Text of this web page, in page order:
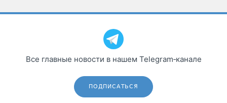
Все главные новости в нашем Telegram‑канале
ПОДПИСАТЬСЯ